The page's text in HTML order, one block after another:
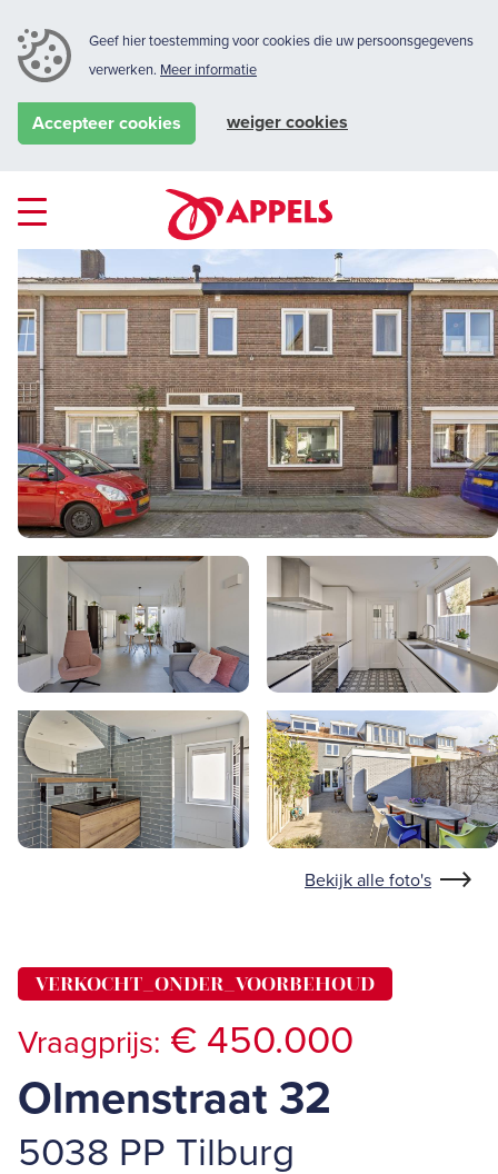
Geef hier toestemming voor cookies die uw persoonsgegevens
verwerken. Meer informatie
Accepteer cookies weiger cookies
Bekijk alle foto's
VERKOCHT_ONDER_VOORBEHOUD
Vraagprijs: € 450.000
Olmenstraat 32
5038 PP Tilburg